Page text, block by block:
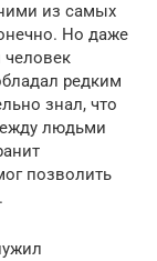
из самых
Но даже
человек
редким
знал, что
людьми
позволить